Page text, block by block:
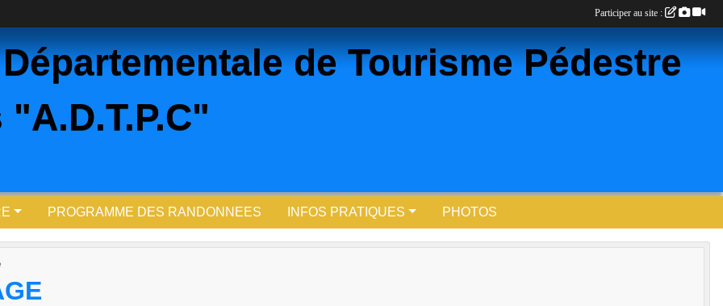
de Tourisme Pédestre
PROGRAMME DES RANDONNEES INFOS PRATIQUES PHOTOS
Participer au site :